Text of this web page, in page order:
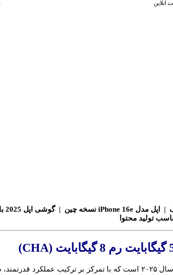
آنلاین
تولید محتوا
از سری محصولات جدید اپل در سال ۲۰۲۵ است که با تمرکز